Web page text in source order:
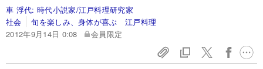
車 浮代: 時代小説家/江戸料理研究家
社会
旬を楽しみ、身体が喜ぶ 江戸料理
2012年9月14日 0:08
会員限定